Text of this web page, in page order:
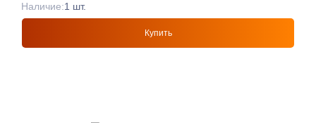
Купить
Наличие:1 шт.